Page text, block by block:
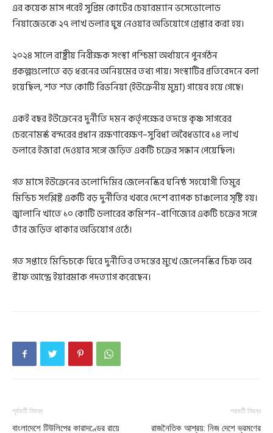
এর কয়েক মাস পরেই সুপ্রিম কোর্টের চেয়ারম্যান ভসেভোলোড
নিয়াজেভকে ২৭ লাখ ডলার ঘুষ নেওয়ার অভিযোগে গ্রেপ্তার করা হয়।
২০২৪ সালে রাষ্ট্রীয় নিরীক্ষক সংস্থা পশ্চিমা অর্থায়নে পুনর্গঠন
প্রকল্পগুলোতে বড় ধরনের অনিয়মের তথ্য পায়। সংস্থাটির প্রতিবেদনে বলা
হয়েছিল, শত শত কোটি রিভনিয়া (ইউক্রেনীয় মুদ্রা) গায়েব হয়ে গেছে।
একই বছর ইউক্রেনের দুর্নীতি দমন কর্তৃপক্ষের তদন্তে কৃষ্ণ সাগরের
চেরনোমর্স্ক বন্দরের প্রধান রক্ষণাবেক্ষণ–সুবিধা অবৈধভাবে ১৪ লাখ
ডলারে ইজারা দেওয়ার সঙ্গে জড়িত একটি চক্রের সন্ধান পেয়েছিল।
গত মাসে ইউক্রেনের ভলোদিমির জেলেনস্কির ঘনিষ্ঠ সহযোগী তিমুর
মিন্ডিচ সংশ্লিষ্ট একটি বড় দুর্নীতির খবরে দেশে ব্যাপক চাঞ্চল্যের সৃষ্টি হয়।
জ্বালানি খাতে ১০ কোটি ডলারের কমিশন–বাণিজ্যের একটি চক্রের সঙ্গে
তাঁর জড়িত থাকার অভিযোগ ওঠে।
গত সপ্তাহে মিন্ডিচকে ঘিরে দুর্নীতির তদন্তের মুখে জেলেনস্কির চিফ অব
স্টাফ আন্দ্রে ইয়ারমাক পদত্যাগ করেছেন।
পূর্ববর্তী নিবন্ধ
বাংলাদেশে টিউলিপের কারাদণ্ডের রায়ে
পরবর্তী নিবন্ধ
রাজনৈতিক আশ্রয়: নিজ দেশে ভ্রমণের